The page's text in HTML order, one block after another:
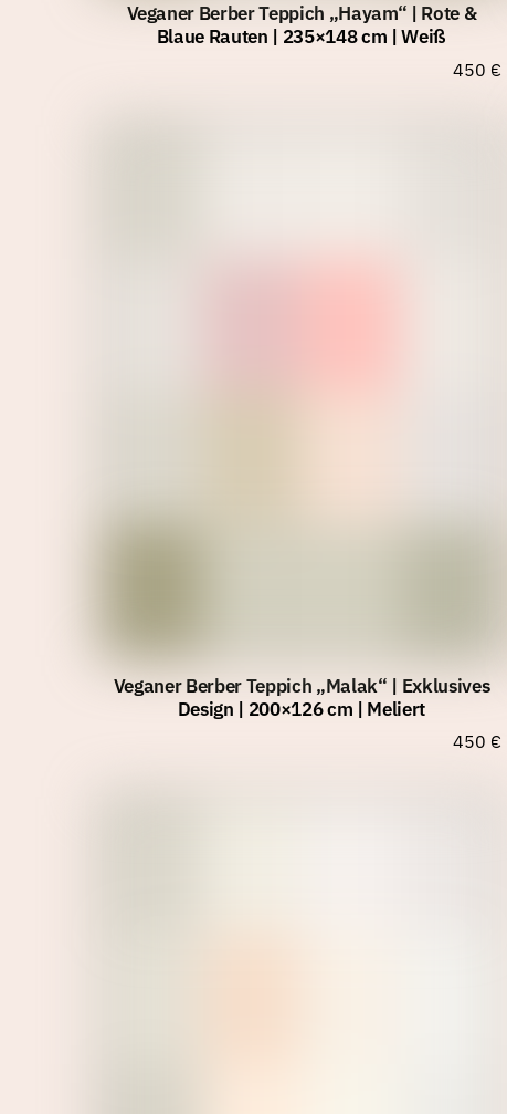
Veganer Berber Teppich „Hayam“ | Rote &
Blaue Rauten | 235×148 cm | Weiß
450 €
Veganer Berber Teppich „Malak“ | Exklusives
Design | 200×126 cm | Meliert
450 €